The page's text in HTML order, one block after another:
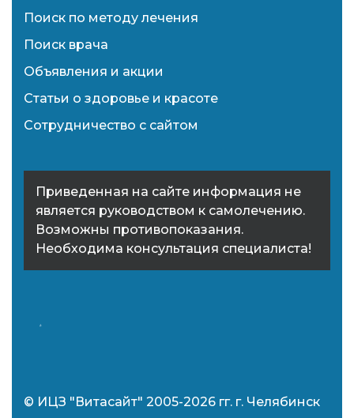
Поиск по методу лечения
Поиск врача
Объявления и акции
Статьи о здоровье и красоте
Сотрудничество с сайтом
Приведенная на сайте информация не
является руководством к самолечению.
Возможны противопоказания.
Необходима консультация специалиста!
© ИЦЗ "Витасайт" 2005-2026 гг. г. Челябинск